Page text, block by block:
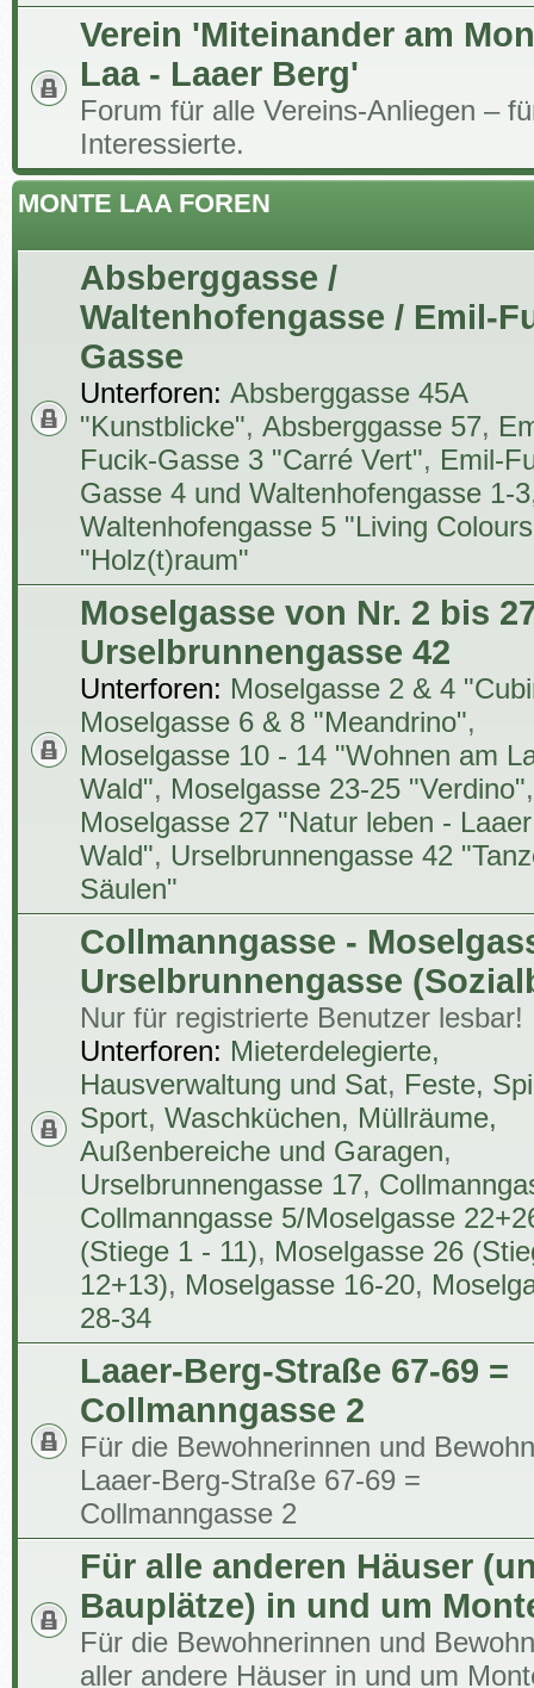
Verein 'Miteinander am
Laa - Laaer Berg'
Forum für alle Vereins-Anliegen –
Interessierte.
MONTE LAA FOREN
Absberggasse /
Waltenhofengasse / Emil-
Gasse
Unterforen: Absberggasse 45A
"Kunstblicke", Absberggasse 57,
Fucik-Gasse 3 "Carré Vert", Emil-
Gasse 4 und Waltenhofengasse 1-3
Waltenhofengasse 5 "Living
"Holz(t)raum"
Moselgasse von Nr. 2 bis
Urselbrunnengasse 42
Unterforen: Moselgasse 2 & 4
Moselgasse 6 & 8 "Meandrino",
Moselgasse 10 - 14 "Wohnen am
Wald", Moselgasse 23-25 "Verdino"
Moselgasse 27 "Natur leben - Laaer
Wald", Urselbrunnengasse 42
Säulen"
Collmanngasse -
Urselbrunnengasse
Nur für registrierte Benutzer lesbar!
Unterforen: Mieterdelegierte,
Hausverwaltung und Sat, Feste,
Sport, Waschküchen, Müllräume,
Außenbereiche und Garagen,
Urselbrunnengasse 17,
Collmanngasse 5/Moselgasse
(Stiege 1 - 11), Moselgasse 26
12+13), Moselgasse 16-20,
28-34
Laaer-Berg-Straße 67-69 =
Collmanngasse 2
Für die Bewohnerinnen und
Laaer-Berg-Straße 67-69 =
Collmanngasse 2
Für alle anderen Häuser
Bauplätze) in und um
Für die Bewohnerinnen und
aller andere Häuser in und um